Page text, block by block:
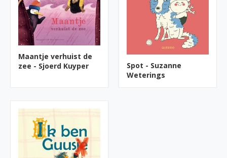
Maantje verhuist de
zee - Sjoerd Kuyper
Spot - Suzanne
Weterings